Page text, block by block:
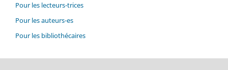
Pour les lecteurs-trices
Pour les auteurs-es
Pour les bibliothécaires